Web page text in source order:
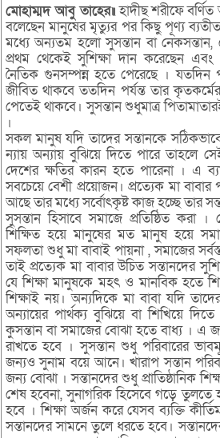
মোহাম্মদ আবু তাহের॥হাদীছ শরীফে
বলেছেন মানুষের মৃত্যুর পর কিছু পূণ্য
মধ্যে অন্যতম হলো সুসন্তান বা নেকসন্তান,
প্রথম থেকেই সুশিক্ষা দান করেছেন এবং
নৈতিক গুনসম্পন্ন হতে পেরেছে । যতদিন
জীবিত থাকবে ততদিন পর্যন্ত তার
পেতেই থাকবে। সুসন্তান শুধুমাত্র
।
সকল মানুষ যদি তাদের সন্তানকে
ন্যায় অন্যায় বুঝিয়ে দিতে পারে তাহলে
দেশের ক্ষতির কারন হতে পারেনা । এ
সবচেয়ে বেশী প্রয়োজন। প্রত্যেক মা
আছে তার মধ্যে সর্বোৎকৃষ্ট কাজ হচ্ছে তার
সুসন্তান হিসাবে সমাজে প্রতিষ্ঠিত করা
শিক্ষিত হয়ে মানুষের মত মানুষ হয়ে
সফলতা শুধু মা বাবাই পায়না , সমাজের
তাই প্রত্যেক মা বাবার উচিত সন্তানদের
যে শিক্ষা মানুষকে মহৎ ও মানবিক হতে
শিক্ষাই নয়। অন্যদিকে মা বাবা যদি
অন্যায়ের পার্থক্য বুঝিয়ে বা শিখিয়ে
কুসন্তান বা সমাজের বোঝা হতে বাধ্য । এ
রাখতে হবে । সুসন্তান শুধু পরিবারের
জন্যও সুনাম বয়ে আনে। খারাপ সন্তান
জন্য বোঝা । সন্তানদের শুধু প্রাতিষ্ঠানিক
শেষ হবেনা, সুনাগরিক হিসেবে গড়ে
হবে । শিক্ষা অর্জন করে যেসব ব্যক্তি
সন্তানদের সামনে তুলে ধরতে হবে।